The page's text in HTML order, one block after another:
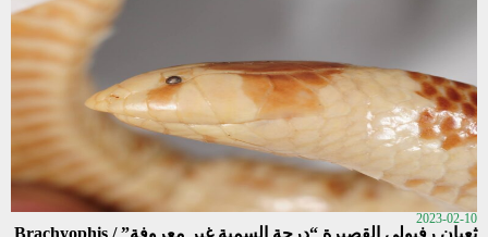
2023-02-10
ثعبان رفيولي القصيرة “درجة السمية غير معروفة” / Brachyophis